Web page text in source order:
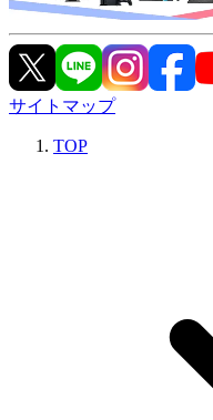
サイトマップ
TOP